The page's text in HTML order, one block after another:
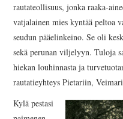
rautateollisuus, jonka raaka-
vatjalainen mies kyntää peltoa
seudun pääelinkeino. Se oli
sekä perunan viljelyyn. Tuloja
hiekan louhinnasta ja
rautatieyhteys Pietariin,
Kylä pestasi